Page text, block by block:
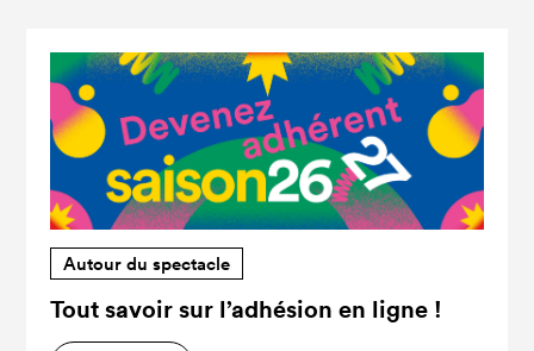
Autour du spectacle
Tout savoir sur l’adhésion en ligne !